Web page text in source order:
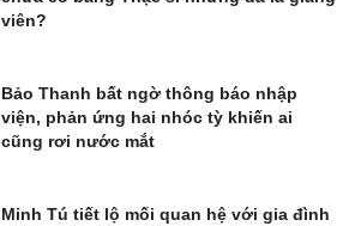
viên?
Bảo Thanh bất ngờ thông báo nhập
viện, phản ứng hai nhóc tỳ khiến ai
cũng rơi nước mắt
Minh Tú tiết lộ mối quan hệ với gia đình